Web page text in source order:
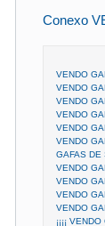
Conexo
VENDO
VENDO
VENDO
VENDO
VENDO
VENDO
GAFAS DE
VENDO
VENDO
VENDO
VENDO
¡¡¡¡